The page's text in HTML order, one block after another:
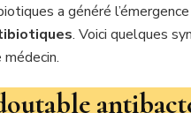
a généré l’émergence
. Voici quelques